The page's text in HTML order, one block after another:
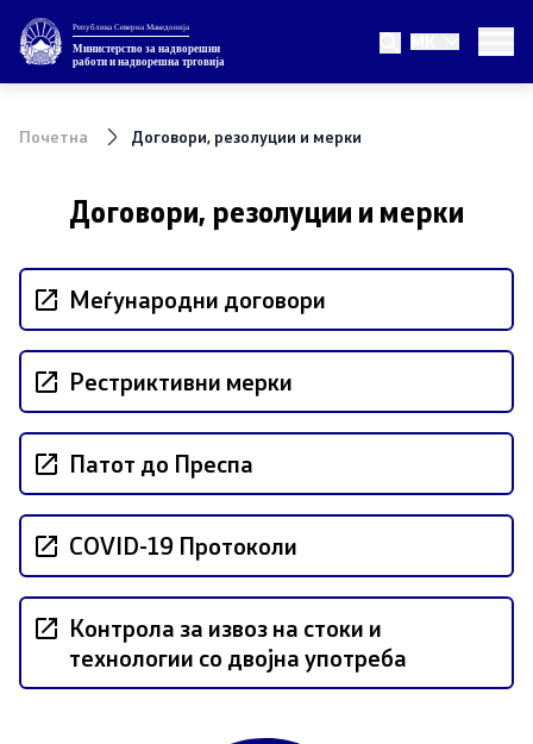
Република Северна Македонија
Министерство за надворешни
работи и надворешна трговија
MK
Министерство
Заменик министер
Државен секретар
ЕУ Членство
НАТО Членство
Економска дипломатија
Регионални иницијативи
Почетна Договори, резолуции и мерки
Договори, резолуции и мерки
Меѓународни договори
Рестриктивни мерки
Патот до Преспа
COVID-19 Протоколи
Kонтрола за извоз на стоки и
технологии со двојна употреба